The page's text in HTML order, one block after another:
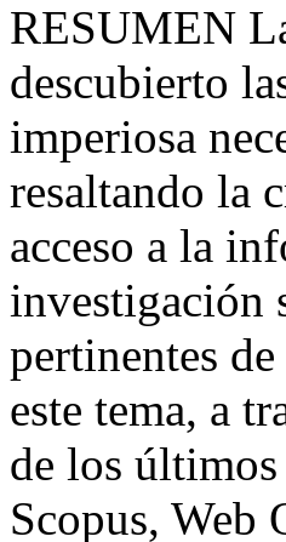
RESUMEN
descubierto
imperiosa
resaltando la
acceso a la
investigación
pertinentes
este tema, a
de los últimos
Scopus, Web